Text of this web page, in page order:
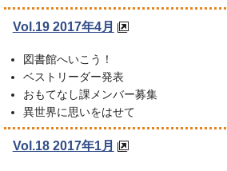
Vol.19 2017年4月
図書館へいこう！
ベストリーダー発表
おもてなし課メンバー募集
異世界に思いをはせて
Vol.18 2017年1月